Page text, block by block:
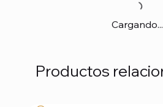
Cargando...
Productos